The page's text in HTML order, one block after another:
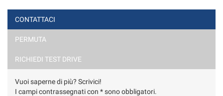
CONTATTACI
PERMUTA
RICHIEDI TEST DRIVE
Vuoi saperne di più? Scrivici!
I campi contrassegnati con * sono obbligatori.